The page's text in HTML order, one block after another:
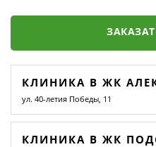
КЛИНИКА В ЖК
ул. 40-летия Победы, 11
КЛИНИКА В ЖК